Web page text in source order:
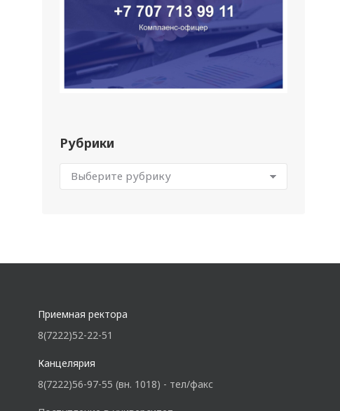
Рубрики
Приемная ректора
8(7222)52-22-51
Канцелярия
8(7222)56-97-55 (вн. 1018) - тел/факс